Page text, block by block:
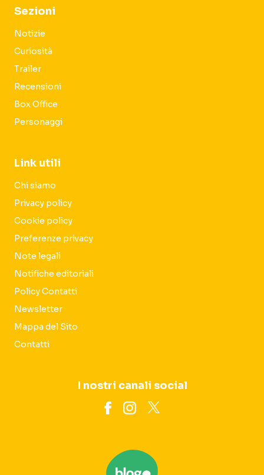
Sezioni
Notizie
Curiosità
Trailer
Recensioni
Box Office
Personaggi
Link utili
Chi siamo
Privacy policy
Cookie policy
Preferenze privacy
Note legali
Notifiche editoriali
Policy Contatti
Newsletter
Mappa del Sito
Contatti
I nostri canali social